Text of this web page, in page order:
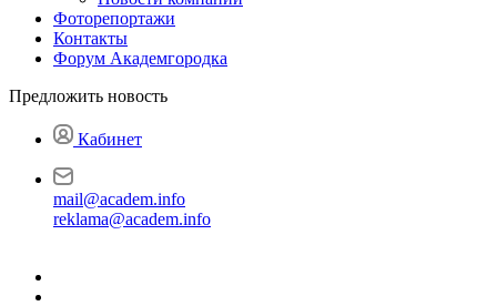
Фоторепортажи
Контакты
Форум Академгородка
Предложить новость
Кабинет
mail@academ.info
reklama@academ.info